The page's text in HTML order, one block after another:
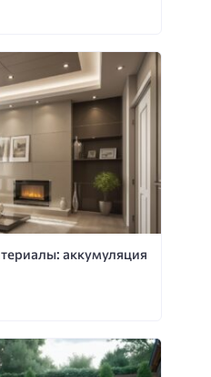
аккумуляция